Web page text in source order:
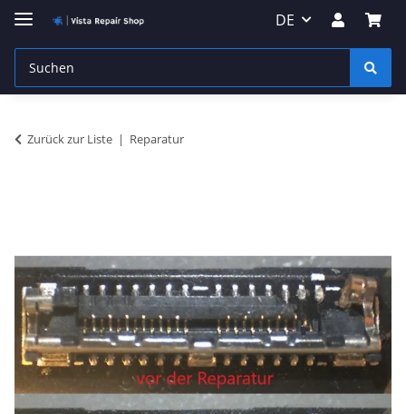
DE
Zurück zur Liste Reparatur